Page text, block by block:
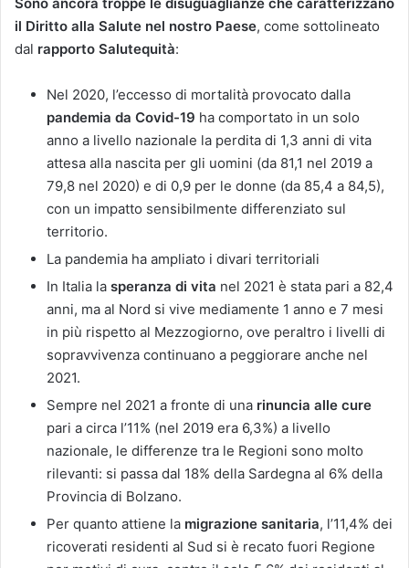
il Diritto alla Salute nel nostro Paese, come sottolineato
dal rapporto Salutequità:
Nel 2020, l’eccesso di mortalità provocato dalla
pandemia da Covid-19 ha comportato in un solo
anno a livello nazionale la perdita di 1,3 anni di vita
attesa alla nascita per gli uomini (da 81,1 nel 2019 a
79,8 nel 2020) e di 0,9 per le donne (da 85,4 a 84,5),
con un impatto sensibilmente differenziato sul
territorio.
La pandemia ha ampliato i divari territoriali
In Italia la speranza di vita nel 2021 è stata pari a 82,4
anni, ma al Nord si vive mediamente 1 anno e 7 mesi
in più rispetto al Mezzogiorno, ove peraltro i livelli di
sopravvivenza continuano a peggiorare anche nel
2021.
Sempre nel 2021 a fronte di una rinuncia alle cure
pari a circa l’11% (nel 2019 era 6,3%) a livello
nazionale, le differenze tra le Regioni sono molto
rilevanti: si passa dal 18% della Sardegna al 6% della
Provincia di Bolzano.
Per quanto attiene la migrazione sanitaria, l’11,4% dei
ricoverati residenti al Sud si è recato fuori Regione